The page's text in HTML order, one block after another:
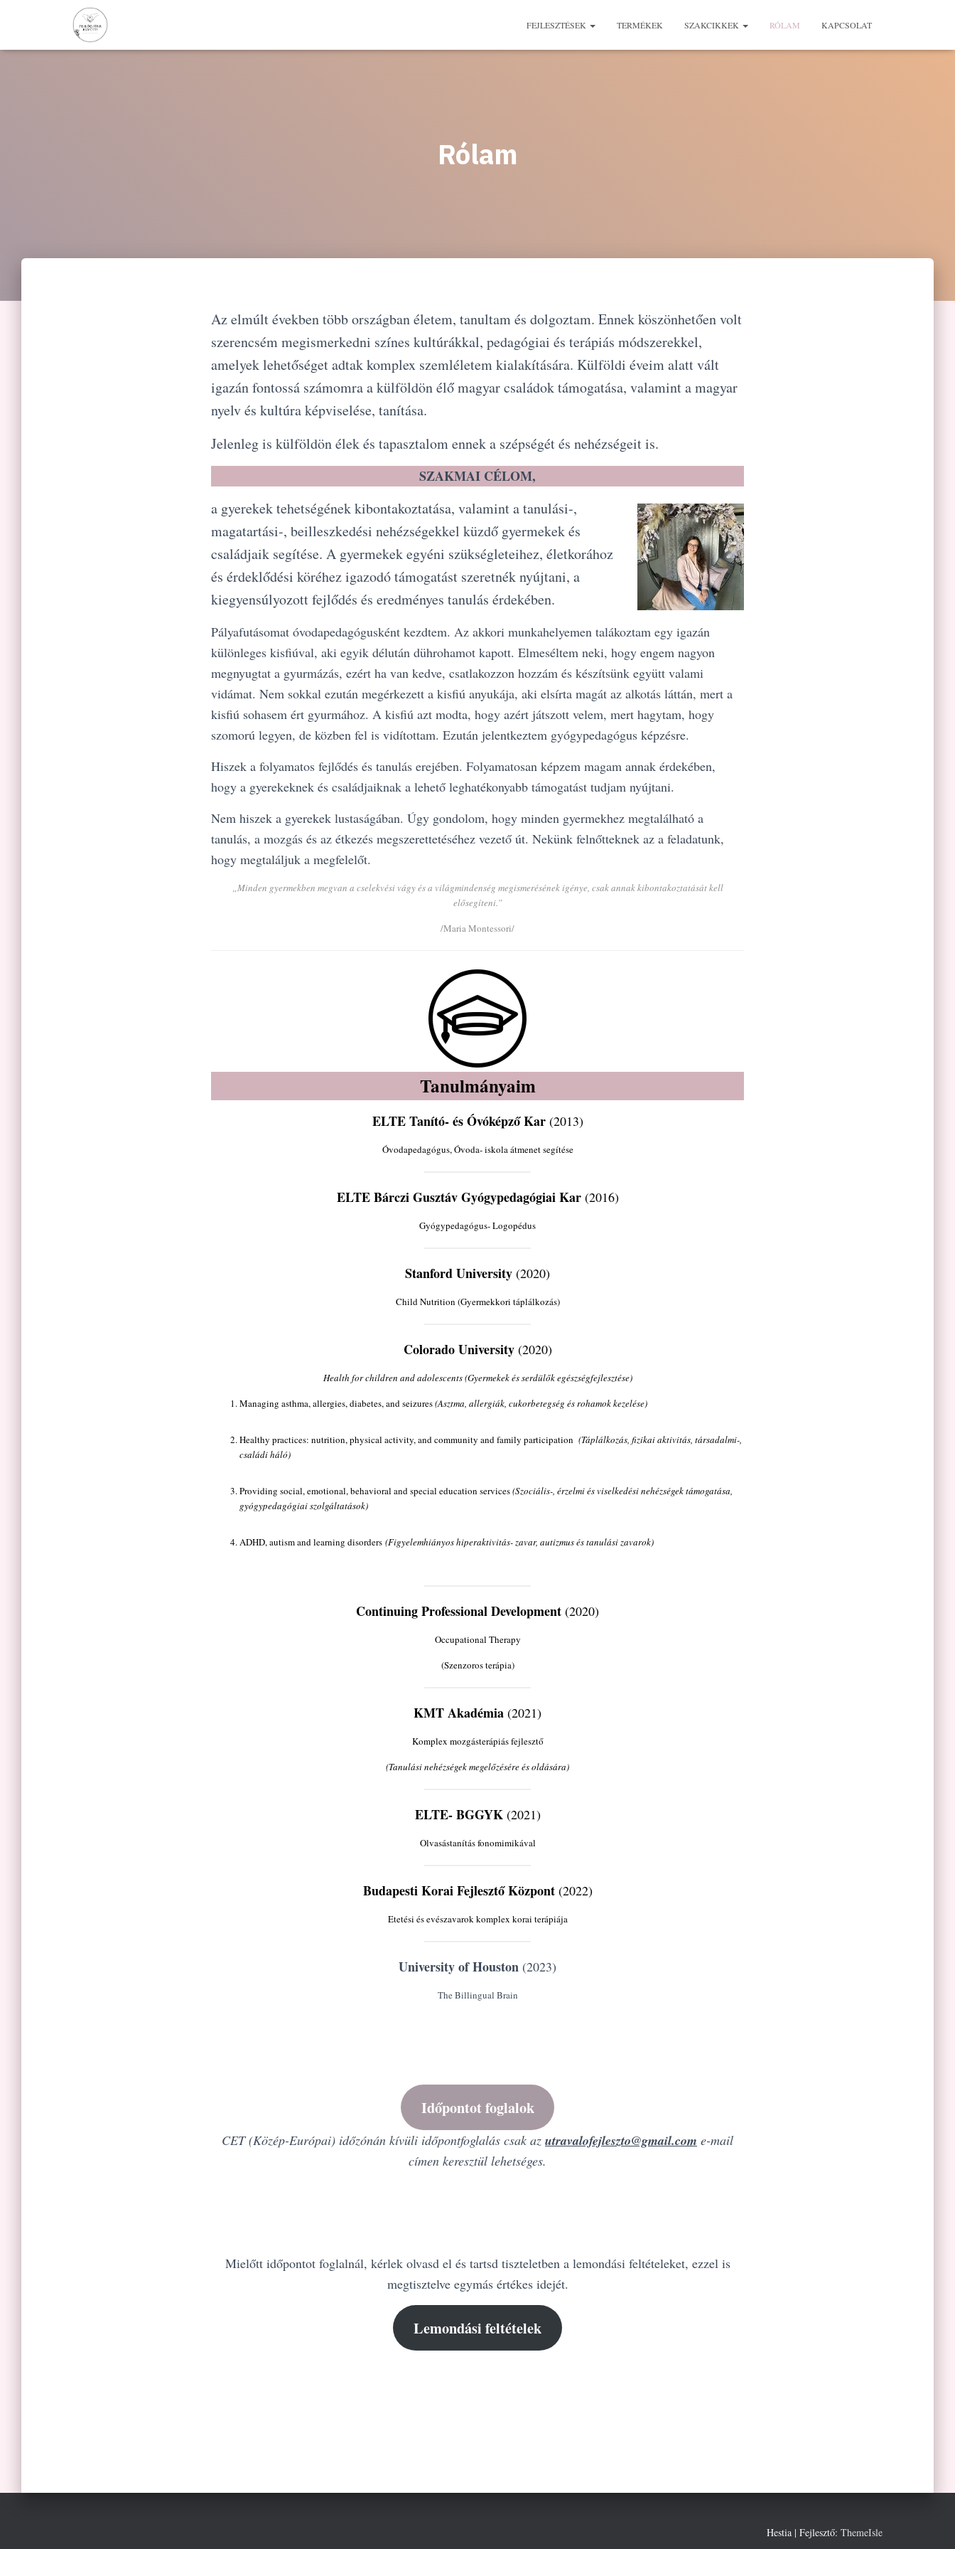
FEJLESZTÉSEK TERMÉKEK SZAKCIKKEK RÓLAM KAPCSOLAT
Rólam
Az elmúlt években több országban életem, tanultam és dolgoztam. Ennek köszönhetően volt
szerencsém megismerkedni színes kultúrákkal, pedagógiai és terápiás módszerekkel,
amelyek lehetőséget adtak komplex szemléletem kialakítására. Külföldi éveim alatt vált
igazán fontossá számomra a külföldön élő magyar családok támogatása, valamint a magyar
nyelv és kultúra képviselése, tanítása.
Jelenleg is külföldön élek és tapasztalom ennek a szépségét és nehézségeit is.
SZAKMAI CÉLOM,
a gyerekek tehetségének kibontakoztatása, valamint a tanulási-,
magatartási-, beilleszkedési nehézségekkel küzdő gyermekek és
családjaik segítése. A gyermekek egyéni szükségleteihez, életkorához
és érdeklődési köréhez igazodó támogatást szeretnék nyújtani, a
kiegyensúlyozott fejlődés és eredményes tanulás érdekében.
Pályafutásomat óvodapedagógusként kezdtem. Az akkori munkahelyemen talákoztam egy igazán
különleges kisfiúval, aki egyik délután dührohamot kapott. Elmeséltem neki, hogy engem nagyon
megnyugtat a gyurmázás, ezért ha van kedve, csatlakozzon hozzám és készítsünk együtt valami
vidámat. Nem sokkal ezután megérkezett a kisfiú anyukája, aki elsírta magát az alkotás láttán, mert a
kisfiú sohasem ért gyurmához. A kisfiú azt modta, hogy azért játszott velem, mert hagytam, hogy
szomorú legyen, de közben fel is vidítottam. Ezután jelentkeztem gyógypedagógus képzésre.
Hiszek a folyamatos fejlődés és tanulás erejében. Folyamatosan képzem magam annak érdekében,
hogy a gyerekeknek és családjaiknak a lehető leghatékonyabb támogatást tudjam nyújtani.
Nem hiszek a gyerekek lustaságában. Úgy gondolom, hogy minden gyermekhez megtalálható a
tanulás, a mozgás és az étkezés megszerettetéséhez vezető út. Nekünk felnőtteknek az a feladatunk,
hogy megtaláljuk a megfelelőt.
„Minden gyermekben megvan a cselekvési vágy és a világmindenség megismerésének igénye, csak annak kibontakoztatását kell
elősegíteni.”
/Maria Montessori/
Tanulmányaim
ELTE Tanító- és Óvóképző Kar(2013)
Óvodapedagógus, Óvoda- iskola átmenet segítése
ELTE Bárczi Gusztáv Gyógypedagógiai Kar (2016)
Gyógypedagógus- Logopédus
Stanford University (2020)
Child Nutrition (Gyermekkori táplálkozás)
Colorado University(2020)
Health for children and adolescents (Gyermekek és serdülők egészségfejlesztése)
Managing asthma, allergies, diabetes, and seizures(Asztma, allergiák, cukorbetegség és rohamok kezelése)
Healthy practices: nutrition, physical activity, and community and family participation (Táplálkozás, fizikai aktivitás, társadalmi-,
családi háló)
Providing social, emotional, behavioral and special education services(Szociális-, érzelmi és viselkedési nehézségek támogatása,
gyógypedagógiai szolgáltatások)
ADHD, autism and learning disorders (Figyelemhiányos hiperaktivitás- zavar, autizmus és tanulási zavarok)
Continuing Professional Development (2020)
Occupational Therapy
(Szenzoros terápia)
KMT Akadémia (2021)
Komplex mozgásterápiás fejlesztő
(Tanulási nehézségek megelőzésére és oldására)
ELTE- BGGYK (2021)
Olvasástanítás fonomimikával
Budapesti Korai Fejlesztő Központ(2022)
Etetési és evészavarok komplex korai terápiája
University of Houston (2023)
The Billingual Brain
Időpontot foglalok
CET (Közép-Európai) időzónán kívüli időpontfoglalás csak az utravalofejleszto@gmail.com e-mail
címen keresztül lehetséges.
Mielőtt időpontot foglalnál, kérlek olvasd el és tartsd tiszteletben a lemondási feltételeket, ezzel is
megtisztelve egymás értékes idejét.
Lemondási feltételek
Hestia | Fejlesztő: ThemeIsle